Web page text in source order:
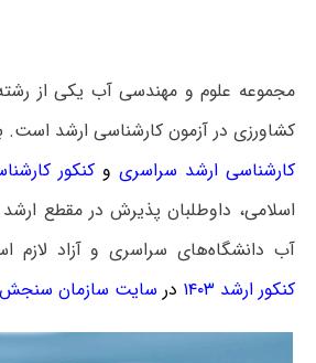
مجموعه علوم و مهندسی آب یکی از
کشاورزی در آزمون کارشناسی ارشد است.
کارشناسی ارشد سراسری وکنکور
اسلامی، داوطلبان پذیرش در مقطع
آب دانشگاه‌های سراسری و آزاد لازم
کنکور ارشد ۱۴۰۳
در سایت سازمان سنجش